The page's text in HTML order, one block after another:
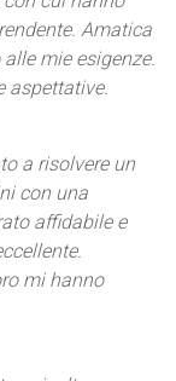
Amatica
mie esigenze.
a risolvere un
con una
affidabile e
mi hanno